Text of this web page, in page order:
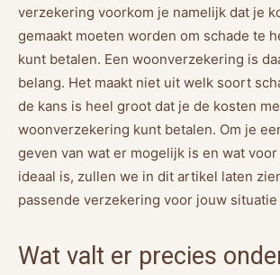
verzekering voorkom je namelijk dat je
gemaakt moeten worden om schade te
kunt betalen. Een woonverzekering is
belang. Het maakt niet uit welk soort
de kans is heel groot dat je de kosten
woonverzekering kunt betalen. Om je
geven van wat er mogelijk is en wat
ideaal is, zullen we in dit artikel laten
passende verzekering voor jouw
Wat valt er precies